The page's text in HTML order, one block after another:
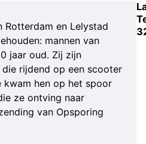
Rotterdam en Lelystad
mannen van
jaar oud. Zij zijn
rijdend op een scooter
hen op het spoor
ze ontving naar
van Opsporing